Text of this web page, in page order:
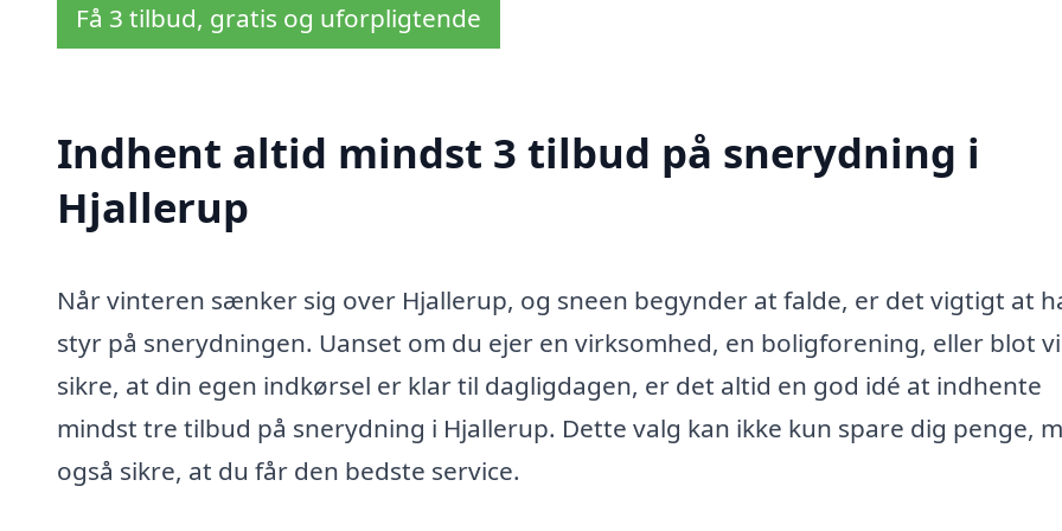
Få 3 tilbud, gratis og uforpligtende
Indhent altid mindst 3 tilbud på snerydning i
Hjallerup
Når vinteren sænker sig over Hjallerup, og sneen begynder at falde, er det vigtigt at
styr på snerydningen. Uanset om du ejer en virksomhed, en boligforening, eller blot
sikre, at din egen indkørsel er klar til dagligdagen, er det altid en god idé at indhente
mindst tre tilbud på snerydning i Hjallerup. Dette valg kan ikke kun spare dig penge,
også sikre, at du får den bedste service.